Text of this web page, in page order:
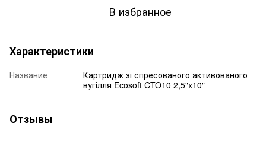
В избранное
Характеристики
Название
Картридж зі спресованого активованого
вугілля Ecosoft CTO10 2,5"х10"
Отзывы